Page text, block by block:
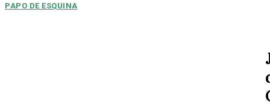
PAPO DE ESQUINA